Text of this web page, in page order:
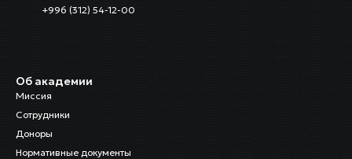
+996 (312) 54-12-00
Об академии
Миссия
Сотрудники
Доноры
Нормативные документы